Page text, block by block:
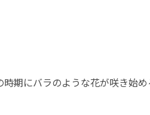
期にバラのような花が咲き始